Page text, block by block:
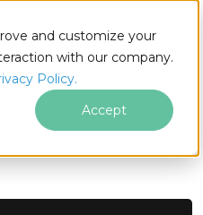
and customize your
with our company.
Policy.
Accept